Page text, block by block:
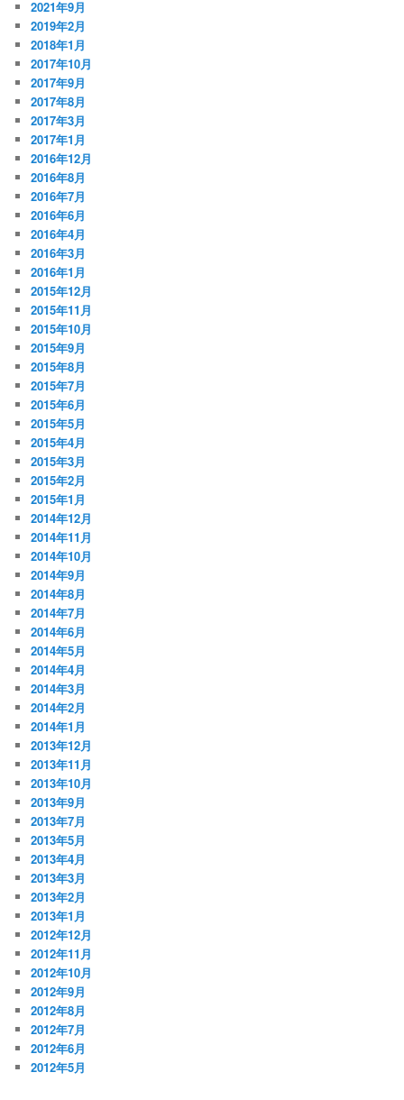
2021年9月
2019年2月
2018年1月
2017年10月
2017年9月
2017年8月
2017年3月
2017年1月
2016年12月
2016年8月
2016年7月
2016年6月
2016年4月
2016年3月
2016年1月
2015年12月
2015年11月
2015年10月
2015年9月
2015年8月
2015年7月
2015年6月
2015年5月
2015年4月
2015年3月
2015年2月
2015年1月
2014年12月
2014年11月
2014年10月
2014年9月
2014年8月
2014年7月
2014年6月
2014年5月
2014年4月
2014年3月
2014年2月
2014年1月
2013年12月
2013年11月
2013年10月
2013年9月
2013年7月
2013年5月
2013年4月
2013年3月
2013年2月
2013年1月
2012年12月
2012年11月
2012年10月
2012年9月
2012年8月
2012年7月
2012年6月
2012年5月